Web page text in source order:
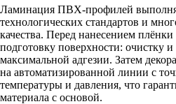
Ламинация ПВХ-профилей
технологических стандартов и
качества. Перед нанесением
подготовку поверхности: очистку
максимальной адгезии. Затем
на автоматизированной линии с
температуры и давления, что
материала с основой.